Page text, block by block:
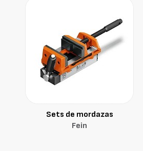
Sets de mordazas
Fein